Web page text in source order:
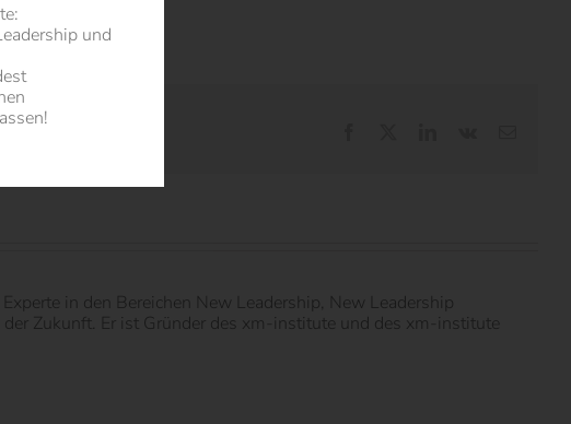
in den Bereichen New Leadership, New Leadership
Zukunft. Er ist Gründer des xm-institute und des xm-institute
und